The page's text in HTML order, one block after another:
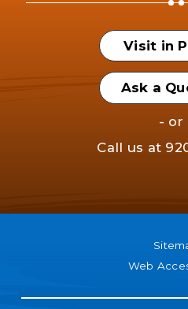
Visit in
Ask a
- or
Call us at
Web